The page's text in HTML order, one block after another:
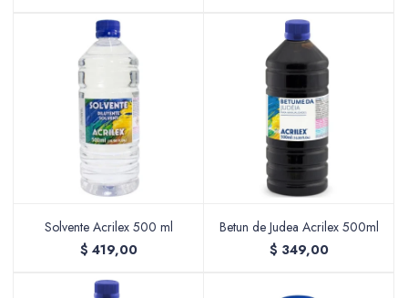
Solvente Acrilex 500 ml
$ 419,00
Betun de Judea Acrilex 500ml
$ 349,00